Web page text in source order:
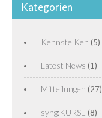
Kategorien
Kennste Ken (5)
Latest News (1)
Mitteilungen (27)
syng:KURSE (8)